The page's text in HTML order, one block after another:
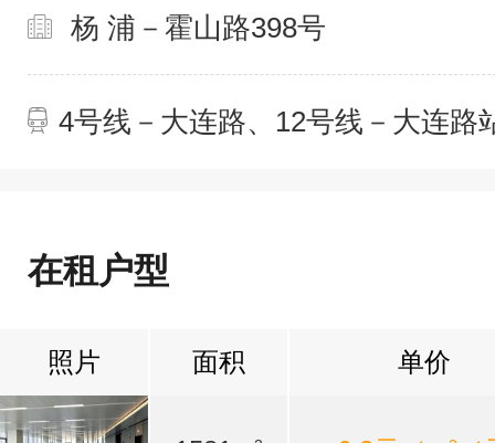
杨 浦－霍山路398号
4号线－大连路、12号线－大连路
在租户型
照片 面积 单价